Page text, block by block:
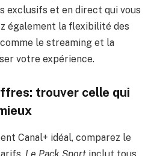
exclusifs et en direct qui vous
également la flexibilité des
le streaming et la
votre expérience.
trouver celle qui
Canal+ idéal, comparez le